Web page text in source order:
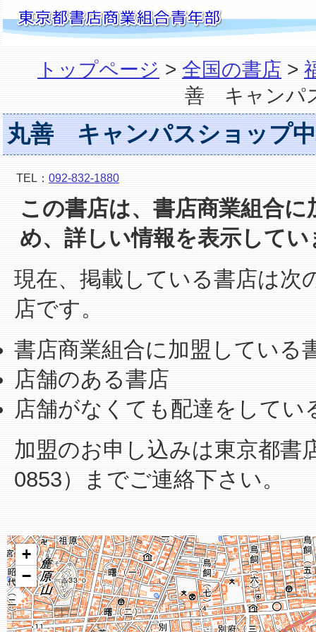
トップページ > 全国の書店 >
善 キャンパ
丸善 キャンパスショップ
TEL： 092-832-1880
この書店は、書店商業組合
め、詳しい情報を表示して
現在、掲載している書店は次
店です。
書店商業組合に加盟している
店舗のある書店
店舗がなくても配達をしてい
加盟のお申し込みは東京都書
0853）までご連絡下さい。
+
−